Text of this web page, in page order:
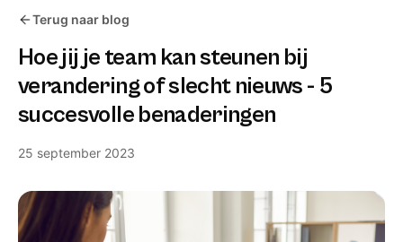
Terug naar blog
Hoe jij je team kan steunen bij
verandering of slecht nieuws - 5
succesvolle benaderingen
25 september 2023